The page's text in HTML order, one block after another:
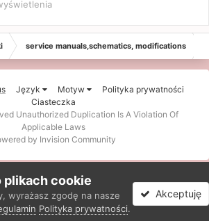
service manuals,schematics, modifications
Język Motyw
Polityka prywatności
Ciasteczka
Unauthorized Duplication Is A Violation Of
Applicable Laws
by Invision Community
plikach cookie
wyrażasz zgodę na nasze
Polityka prywatności.
Akceptuję